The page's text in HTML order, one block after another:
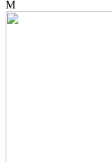
M